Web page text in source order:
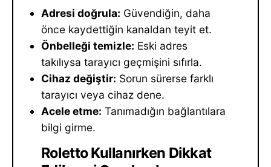
Adresi doğrula: Güvendiğin, daha
önce kaydettiğin kanaldan teyit et.
Önbelleği temizle: Eski adres
takılıysa tarayıcı geçmişini sıfırla.
Cihaz değiştir: Sorun sürerse farklı
tarayıcı veya cihaz dene.
Acele etme: Tanımadığın bağlantılara
bilgi girme.
Roletto Kullanırken Dikkat